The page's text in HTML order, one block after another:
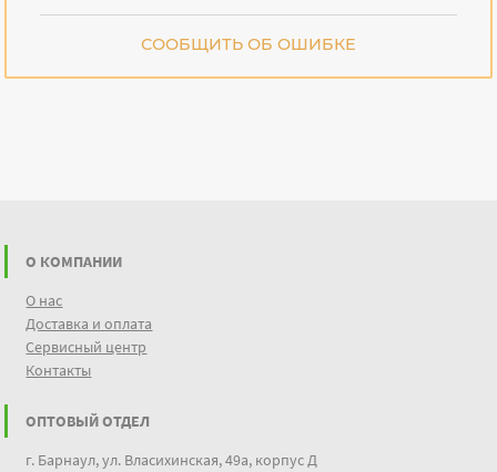
СООБЩИТЬ ОБ ОШИБКЕ
О КОМПАНИИ
О нас
Доставка и оплата
Сервисный центр
Контакты
ОПТОВЫЙ ОТДЕЛ
г. Барнаул, ул. Власихинская, 49а, корпус Д